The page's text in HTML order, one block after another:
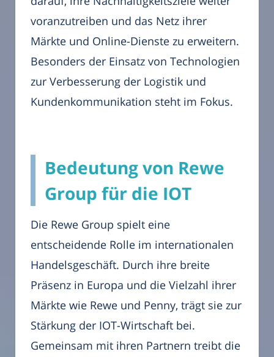
voranzutreiben und das Netz ihrer
Märkte und Online-Dienste zu erweitern.
Besonders der Einsatz von Technologien
zur Verbesserung der Logistik und
Kundenkommunikation steht im Fokus.
Bedeutung von Rewe
Group für die IOT
Die Rewe Group spielt eine
entscheidende Rolle im internationalen
Handelsgeschäft. Durch ihre breite
Präsenz in Europa und die Vielzahl ihrer
Märkte wie Rewe und Penny, trägt sie zur
Stärkung der IOT-Wirtschaft bei.
Gemeinsam mit ihren Partnern treibt die